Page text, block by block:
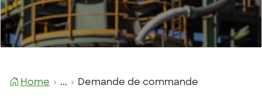
Home ... Demande de commande